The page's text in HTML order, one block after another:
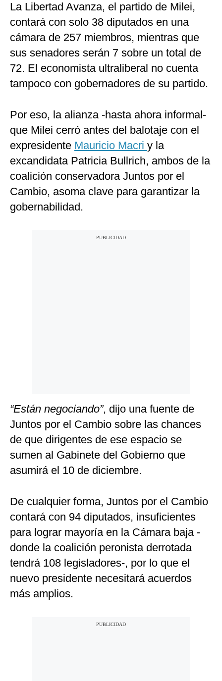
La Libertad Avanza, el partido de Milei,
contará con solo 38 diputados en una
cámara de 257 miembros, mientras que
sus senadores serán 7 sobre un total de
72. El economista ultraliberal no cuenta
tampoco con gobernadores de su partido.
Por eso, la alianza -hasta ahora informal-
que Milei cerró antes del balotaje con el
expresidente Mauricio Macri y la
excandidata Patricia Bullrich, ambos de la
coalición conservadora Juntos por el
Cambio, asoma clave para garantizar la
gobernabilidad.
“Están negociando”, dijo una fuente de
Juntos por el Cambio sobre las chances
de que dirigentes de ese espacio se
sumen al Gabinete del Gobierno que
asumirá el 10 de diciembre.
De cualquier forma, Juntos por el Cambio
contará con 94 diputados, insuficientes
para lograr mayoría en la Cámara baja -
donde la coalición peronista derrotada
tendrá 108 legisladores-, por lo que el
nuevo presidente necesitará acuerdos
más amplios.